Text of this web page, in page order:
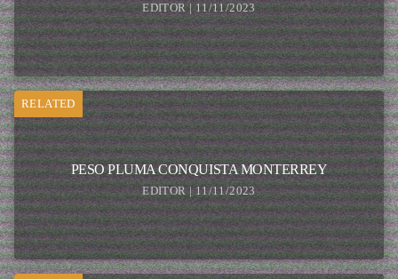
EDITOR | 11/11/2023
RELATED
PESO PLUMA CONQUISTA MONTERREY
EDITOR | 11/11/2023